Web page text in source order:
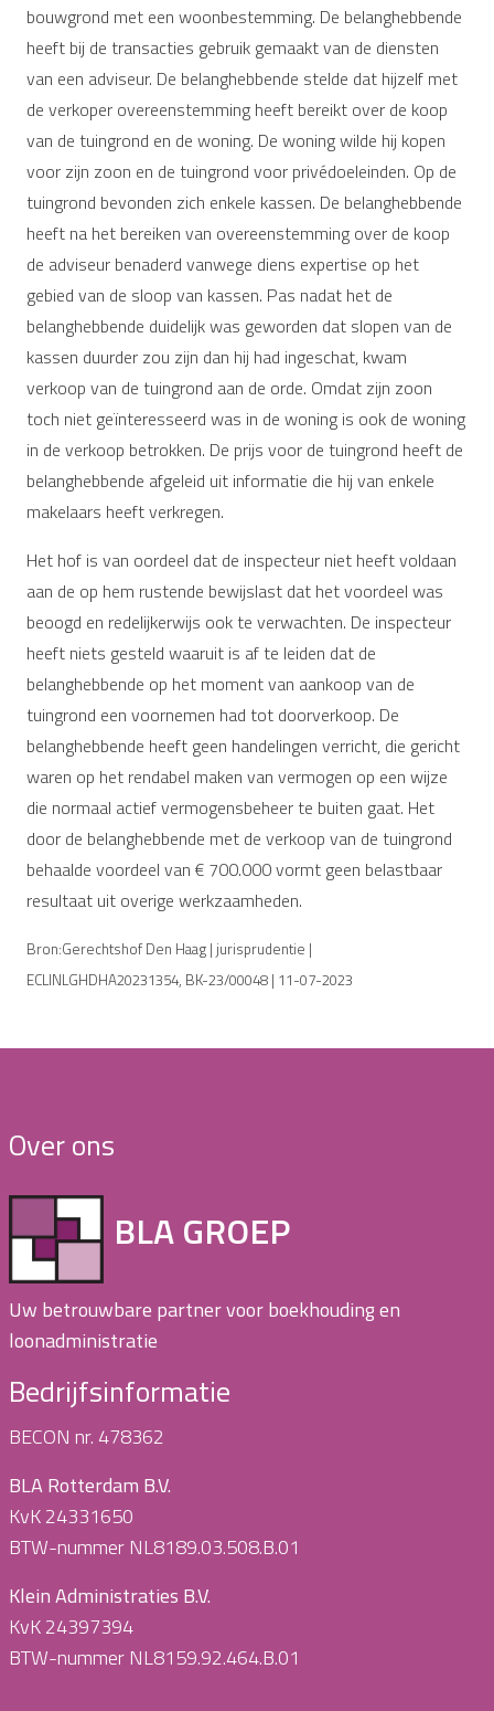
bouwgrond met een woonbestemming. De belanghebbende
heeft bij de transacties gebruik gemaakt van de diensten
van een adviseur. De belanghebbende stelde dat hijzelf met
de verkoper overeenstemming heeft bereikt over de koop
van de tuingrond en de woning. De woning wilde hij kopen
voor zijn zoon en de tuingrond voor privédoeleinden. Op de
tuingrond bevonden zich enkele kassen. De belanghebbende
heeft na het bereiken van overeenstemming over de koop
de adviseur benaderd vanwege diens expertise op het
gebied van de sloop van kassen. Pas nadat het de
belanghebbende duidelijk was geworden dat slopen van de
kassen duurder zou zijn dan hij had ingeschat, kwam
verkoop van de tuingrond aan de orde. Omdat zijn zoon
toch niet geïnteresseerd was in de woning is ook de woning
in de verkoop betrokken. De prijs voor de tuingrond heeft de
belanghebbende afgeleid uit informatie die hij van enkele
makelaars heeft verkregen.
Het hof is van oordeel dat de inspecteur niet heeft voldaan
aan de op hem rustende bewijslast dat het voordeel was
beoogd en redelijkerwijs ook te verwachten. De inspecteur
heeft niets gesteld waaruit is af te leiden dat de
belanghebbende op het moment van aankoop van de
tuingrond een voornemen had tot doorverkoop. De
belanghebbende heeft geen handelingen verricht, die gericht
waren op het rendabel maken van vermogen op een wijze
die normaal actief vermogensbeheer te buiten gaat. Het
door de belanghebbende met de verkoop van de tuingrond
behaalde voordeel van € 700.000 vormt geen belastbaar
resultaat uit overige werkzaamheden.
Bron:Gerechtshof Den Haag | jurisprudentie |
ECLINLGHDHA20231354, BK-23/00048 | 11-07-2023
Over ons
BLA GROEP
Uw betrouwbare partner voor boekhouding en
loonadministratie
Bedrijfsinformatie
BECON nr. 478362
BLA Rotterdam B.V.
KvK 24331650
BTW-nummer NL8189.03.508.B.01
Klein Administraties B.V.
KvK 24397394
BTW-nummer NL8159.92.464.B.01